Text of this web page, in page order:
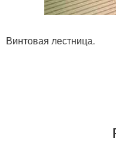
Винтовая лестница.